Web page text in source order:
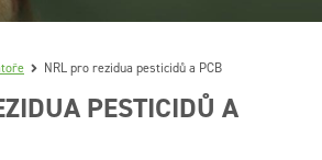
NRL pro rezidua pesticidů a PCB
PESTICIDŮ A